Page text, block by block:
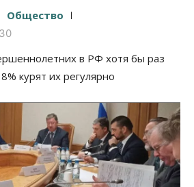
Общество
в РФ хотя бы раз
курят их регулярно